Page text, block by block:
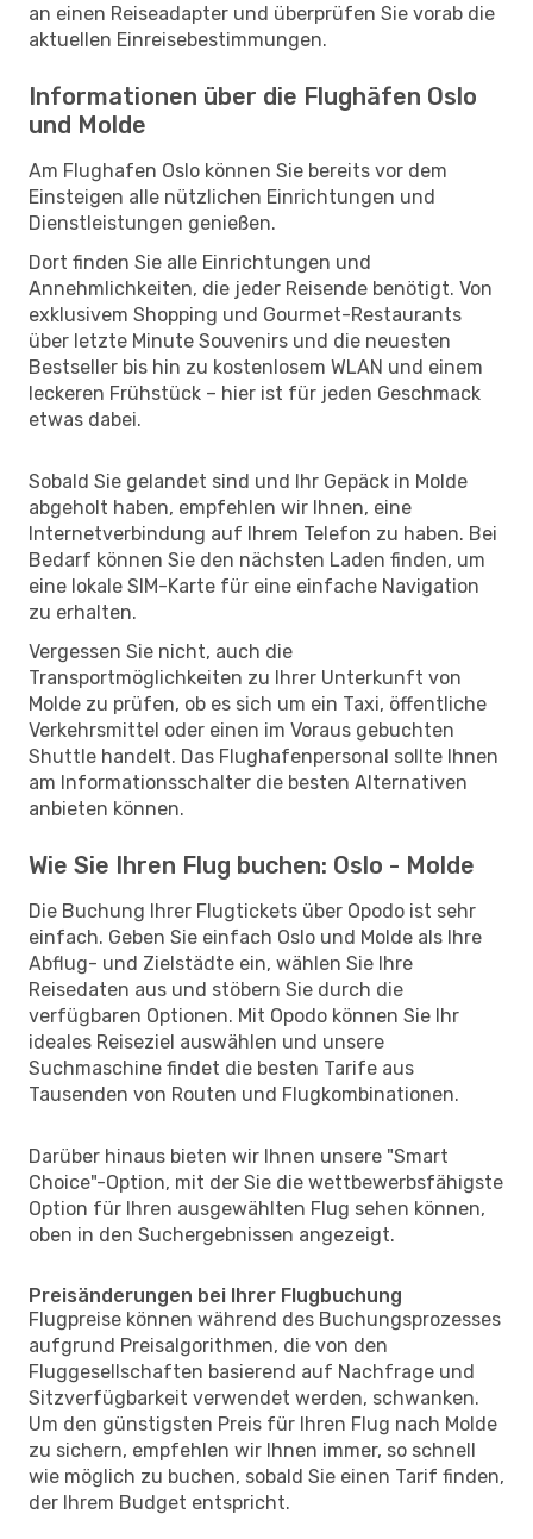
an einen Reiseadapter und überprüfen Sie vorab die
aktuellen Einreisebestimmungen.
Informationen über die Flughäfen Oslo
und Molde
Am Flughafen Oslo können Sie bereits vor dem
Einsteigen alle nützlichen Einrichtungen und
Dienstleistungen genießen.
Dort finden Sie alle Einrichtungen und
Annehmlichkeiten, die jeder Reisende benötigt. Von
exklusivem Shopping und Gourmet-Restaurants
über letzte Minute Souvenirs und die neuesten
Bestseller bis hin zu kostenlosem WLAN und einem
leckeren Frühstück – hier ist für jeden Geschmack
etwas dabei.
Sobald Sie gelandet sind und Ihr Gepäck in Molde
abgeholt haben, empfehlen wir Ihnen, eine
Internetverbindung auf Ihrem Telefon zu haben. Bei
Bedarf können Sie den nächsten Laden finden, um
eine lokale SIM-Karte für eine einfache Navigation
zu erhalten.
Vergessen Sie nicht, auch die
Transportmöglichkeiten zu Ihrer Unterkunft von
Molde zu prüfen, ob es sich um ein Taxi, öffentliche
Verkehrsmittel oder einen im Voraus gebuchten
Shuttle handelt. Das Flughafenpersonal sollte Ihnen
am Informationsschalter die besten Alternativen
anbieten können.
Wie Sie Ihren Flug buchen: Oslo - Molde
Die Buchung Ihrer Flugtickets über Opodo ist sehr
einfach. Geben Sie einfach Oslo und Molde als Ihre
Abflug- und Zielstädte ein, wählen Sie Ihre
Reisedaten aus und stöbern Sie durch die
verfügbaren Optionen. Mit Opodo können Sie Ihr
ideales Reiseziel auswählen und unsere
Suchmaschine findet die besten Tarife aus
Tausenden von Routen und Flugkombinationen.
Darüber hinaus bieten wir Ihnen unsere "Smart
Choice"-Option, mit der Sie die wettbewerbsfähigste
Option für Ihren ausgewählten Flug sehen können,
oben in den Suchergebnissen angezeigt.
Preisänderungen bei Ihrer Flugbuchung
Flugpreise können während des Buchungsprozesses
aufgrund Preisalgorithmen, die von den
Fluggesellschaften basierend auf Nachfrage und
Sitzverfügbarkeit verwendet werden, schwanken.
Um den günstigsten Preis für Ihren Flug nach Molde
zu sichern, empfehlen wir Ihnen immer, so schnell
wie möglich zu buchen, sobald Sie einen Tarif finden,
der Ihrem Budget entspricht.